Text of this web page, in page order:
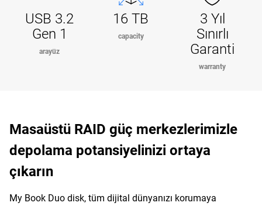
USB 3.2
Gen 1
arayüz
16 TB
capacity
3 Yıl
Sınırlı
Garanti
warranty
Masaüstü RAID güç merkezlerimizle
depolama potansiyelinizi ortaya
çıkarın
My Book Duo disk, tüm dijital dünyanızı korumaya